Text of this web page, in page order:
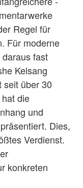
Regel für
Für moderne
fast
Kelsang
seit über 30
die
und
Dies,
Verdienst.
konkreten